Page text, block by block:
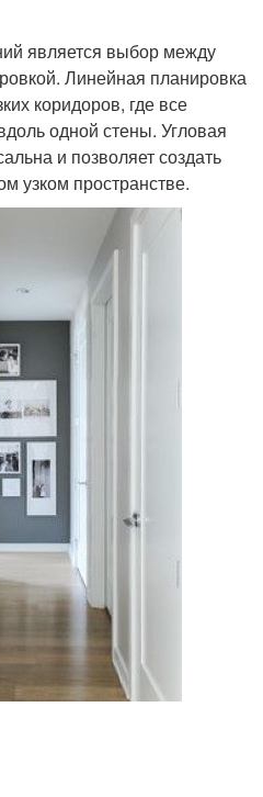
является выбор между
Линейная планировка
коридоров, где все
одной стены. Угловая
и позволяет создать
узком пространстве.